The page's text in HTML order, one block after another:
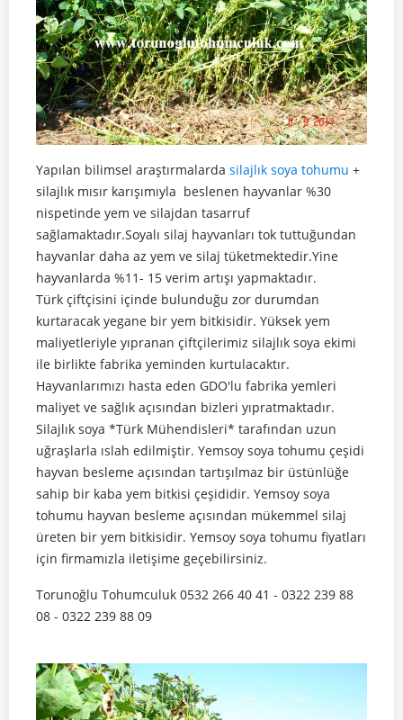
Yapılan bilimsel araştırmalarda silajlık soya tohumu +
silajlık mısır karışımıyla beslenen hayvanlar %30
nispetinde yem ve silajdan tasarruf
sağlamaktadır.Soyalı silaj hayvanları tok tuttuğundan
hayvanlar daha az yem ve silaj tüketmektedir.Yine
hayvanlarda %11- 15 verim artışı yapmaktadır.
Türk çiftçisini içinde bulunduğu zor durumdan
kurtaracak yegane bir yem bitkisidir. Yüksek yem
maliyetleriyle yıpranan çiftçilerimiz silajlık soya ekimi
ile birlikte fabrika yeminden kurtulacaktır.
Hayvanlarımızı hasta eden GDO'lu fabrika yemleri
maliyet ve sağlık açısından bizleri yıpratmaktadır.
Silajlık soya *Türk Mühendisleri* tarafından uzun
uğraşlarla ıslah edilmiştir. Yemsoy soya tohumu çeşidi
hayvan besleme açısından tartışılmaz bir üstünlüğe
sahip bir kaba yem bitkisi çeşididir. Yemsoy soya
tohumu hayvan besleme açısından mükemmel silaj
üreten bir yem bitkisidir. Yemsoy soya tohumu fiyatları
için firmamızla iletişime geçebilirsiniz.
Torunoğlu Tohumculuk 0532 266 40 41 - 0322 239 88
08 - 0322 239 88 09